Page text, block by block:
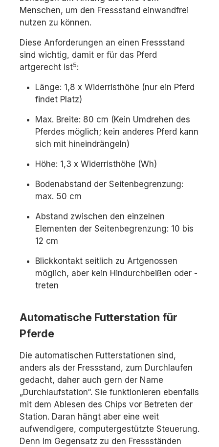
Menschen, um den Fressstand einwandfrei
nutzen zu können.
Diese Anforderungen an einen Fressstand
sind wichtig, damit er für das Pferd
artgerecht ist5:
Länge: 1,8 x Widerristhöhe (nur ein Pferd
findet Platz)
Max. Breite: 80 cm (Kein Umdrehen des
Pferdes möglich; kein anderes Pferd kann
sich mit hineindrängeln)
Höhe: 1,3 x Widerristhöhe (Wh)
Bodenabstand der Seitenbegrenzung:
max. 50 cm
Abstand zwischen den einzelnen
Elementen der Seitenbegrenzung: 10 bis
12 cm
Blickkontakt seitlich zu Artgenossen
möglich, aber kein Hindurchbeißen oder -
treten
Automatische Futterstation für
Pferde
Die automatischen Futterstationen sind,
anders als der Fressstand, zum Durchlaufen
gedacht, daher auch gern der Name
„Durchlaufstation“. Sie funktionieren ebenfalls
mit dem Ablesen des Chips vor Betreten der
Station. Daran hängt aber eine weit
aufwendigere, computergestützte Steuerung.
Denn im Gegensatz zu den Fressständen